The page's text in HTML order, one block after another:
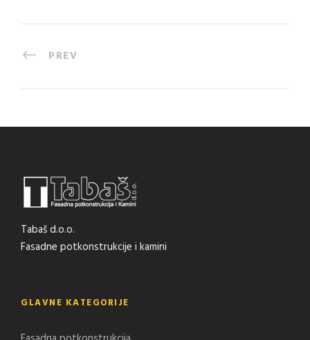
PREV
Tabaš d.o.o.
Fasadne potkonstrukcije i kamini
GLAVNE KATEGORIJE